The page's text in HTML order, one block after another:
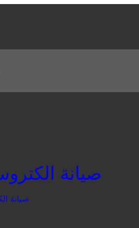
صيانة الكتروستار
صيانة